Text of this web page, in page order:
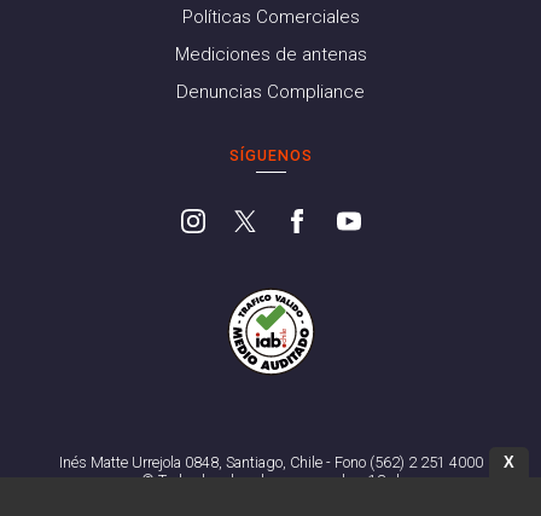
Políticas Comerciales
Mediciones de antenas
Denuncias Compliance
SÍGUENOS
Inés Matte Urrejola 0848, Santiago, Chile - Fono (562) 2 251 4000
© Todos los derechos reservados. 13.cl
X